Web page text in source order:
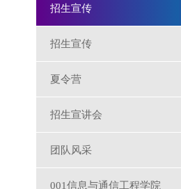
招生宣传
招生宣传
夏令营
招生宣讲会
团队风采
001信息与通信工程学院